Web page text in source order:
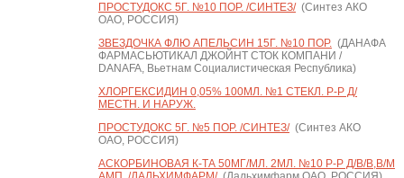
ПРОСТУДОКС 5Г. №10 ПОР. /СИНТЕЗ/(Синтез АКО
ОАО, РОССИЯ)
ЗВЕЗДОЧКА ФЛЮ АПЕЛЬСИН 15Г. №10 ПОР.(ДАНАФА
ФАРМАСЬЮТИКАЛ ДЖОЙНТ СТОК КОМПАНИ /
DANAFA, Вьетнам Социалистическая Республика)
ХЛОРГЕКСИДИН 0,05% 100МЛ. №1 СТЕКЛ. Р-Р Д/
МЕСТН. И НАРУЖ.
ПРОСТУДОКС 5Г. №5 ПОР. /СИНТЕЗ/(Синтез АКО
ОАО, РОССИЯ)
АСКОРБИНОВАЯ К-ТА 50МГ/МЛ. 2МЛ. №10 Р-Р Д/В/В,В/М